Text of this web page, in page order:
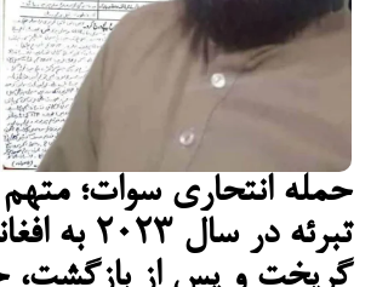
حمله انتحاری سوات؛
تبرئه در سال
گریخت و پس از بازگشت،